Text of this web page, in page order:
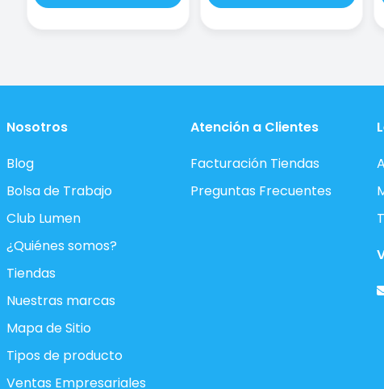
Nosotros
Blog
Bolsa de Trabajo
Club Lumen
¿Quiénes somos?
Tiendas
Nuestras marcas
Mapa de Sitio
Tipos de producto
Ventas Empresariales
Atención a Clientes
Facturación Tiendas
Preguntas Frecuentes